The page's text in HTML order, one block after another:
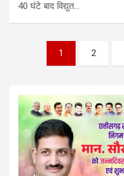
40 घंटे बाद विद्युत…
pagination
1 2